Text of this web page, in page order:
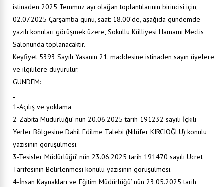
istinaden 2025 Temmuz ayı olağan toplantılarının birincisi için,
02.07.2025 Çarşamba günü, saat: 18.00’de, aşağıda gündemde
yazılı konuları görüşmek üzere, Sokullu Külliyesi Hamamı Meclis
Salonunda toplanacaktır.
Keyfiyet 5393 Sayılı Yasanın 21. maddesine istinaden sayın üyelere
ve ilgililere duyurulur.
GÜNDEM:
1-Açılış ve yoklama
2-Zabıta Müdürlüğü’ nün 20.06.2025 tarih 191232 sayılı İçkili
Yerler Bölgesine Dahil Edilme Talebi (Nilüfer KIRCIOĞLU) konulu
yazısının görüşülmesi.
3-Tesisler Müdürlüğü’ nün 23.06.2025 tarih 191470 sayılı Ücret
Tarifesinin Belirlenmesi konulu yazısının görüşülmesi.
4-İnsan Kaynakları ve Eğitim Müdürlüğü’ nün 23.05.2025 tarih